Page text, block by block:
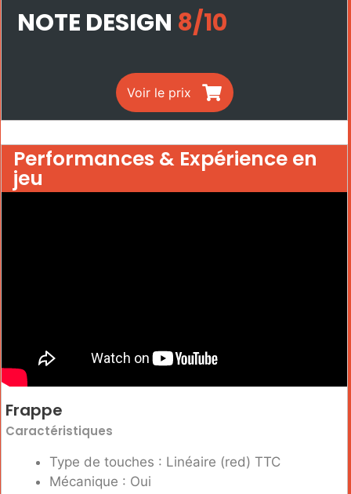
NOTE DESIGN 8/10
Voir le prix
Performances & Expérience en
jeu
Frappe
Caractéristiques
Type de touches : Linéaire (red) TTC
Mécanique : Oui